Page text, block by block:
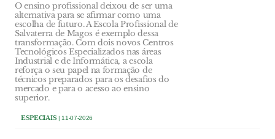
O ensino profissional deixou de ser uma
alternativa para se afirmar como uma
escolha de futuro. A Escola Profissional de
Salvaterra de Magos é exemplo dessa
transformação. Com dois novos Centros
Tecnológicos Especializados nas áreas
Industrial e de Informática, a escola
reforça o seu papel na formação de
técnicos preparados para os desafios do
mercado e para o acesso ao ensino
superior.
ESPECIAIS| 11-07-2026